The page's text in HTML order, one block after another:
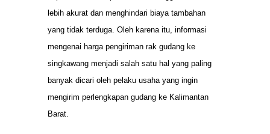
lebih akurat dan menghindari biaya tambahan
yang tidak terduga. Oleh karena itu, informasi
mengenai harga pengiriman rak gudang ke
singkawang menjadi salah satu hal yang paling
banyak dicari oleh pelaku usaha yang ingin
mengirim perlengkapan gudang ke Kalimantan
Barat.